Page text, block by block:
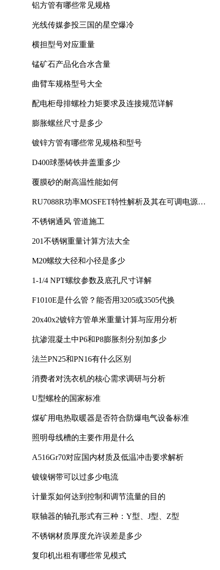
铝方管有哪些常见规格
光线传媒参投三国的星空爆冷
横担型号对应重量
锰矿石产品化合水含量
曲臂车规格型号大全
配电柜母排螺栓力矩要求及连接规范详解
膨胀螺丝尺寸是多少
镀锌方管有哪些常见规格和型号
D400球墨铸铁井盖重多少
覆膜砂的耐高温性能如何
RU7088R功率MOSFET特性解析及其在可调电源设
不锈钢通风 管道施工
201不锈钢重量计算方法大全
M20螺纹大径和小径是多少
1-1/4 NPT螺纹参数及底孔尺寸详解
F1010E是什么管？能否用3205或3505代换
20x40x2镀锌方管单米重量计算与应用分析
抗渗混凝土中P6和P8膨胀剂分别加多少
法兰PN25和PN16有什么区别
消费者对洗衣机的核心需求调研与分析
U型螺栓的国家标准
煤矿用电热取暖器是否符合防爆电气设备标准
照明母线槽的主要作用是什么
A516Gr70对应国内材质及低温冲击要求解析
镀镍钢带可以过多少电流
计量泵如何达到控制和调节流量的目的
联轴器的轴孔形式有三种：Y型、J型、Z型
不锈钢材质厚度允许误差是多少
复印机出租有哪些常见模式